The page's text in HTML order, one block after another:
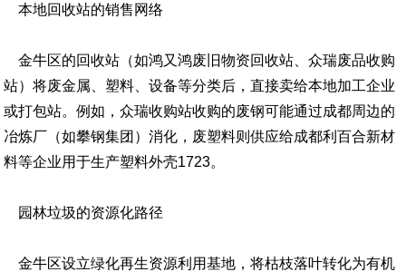
本地回收站的销售网络
金牛区的回收站（如鸿又鸿废旧物资回收站、众瑞废品收购
站）将废金属、塑料、设备等分类后，直接卖给本地加工企业
或打包站。例如，众瑞收购站收购的废钢可能通过成都周边的
冶炼厂（如攀钢集团）消化，废塑料则供应给成都利百合新材
料等企业用于生产塑料外壳1723。
园林垃圾的资源化路径
金牛区设立绿化再生资源利用基地，将枯枝落叶转化为有机